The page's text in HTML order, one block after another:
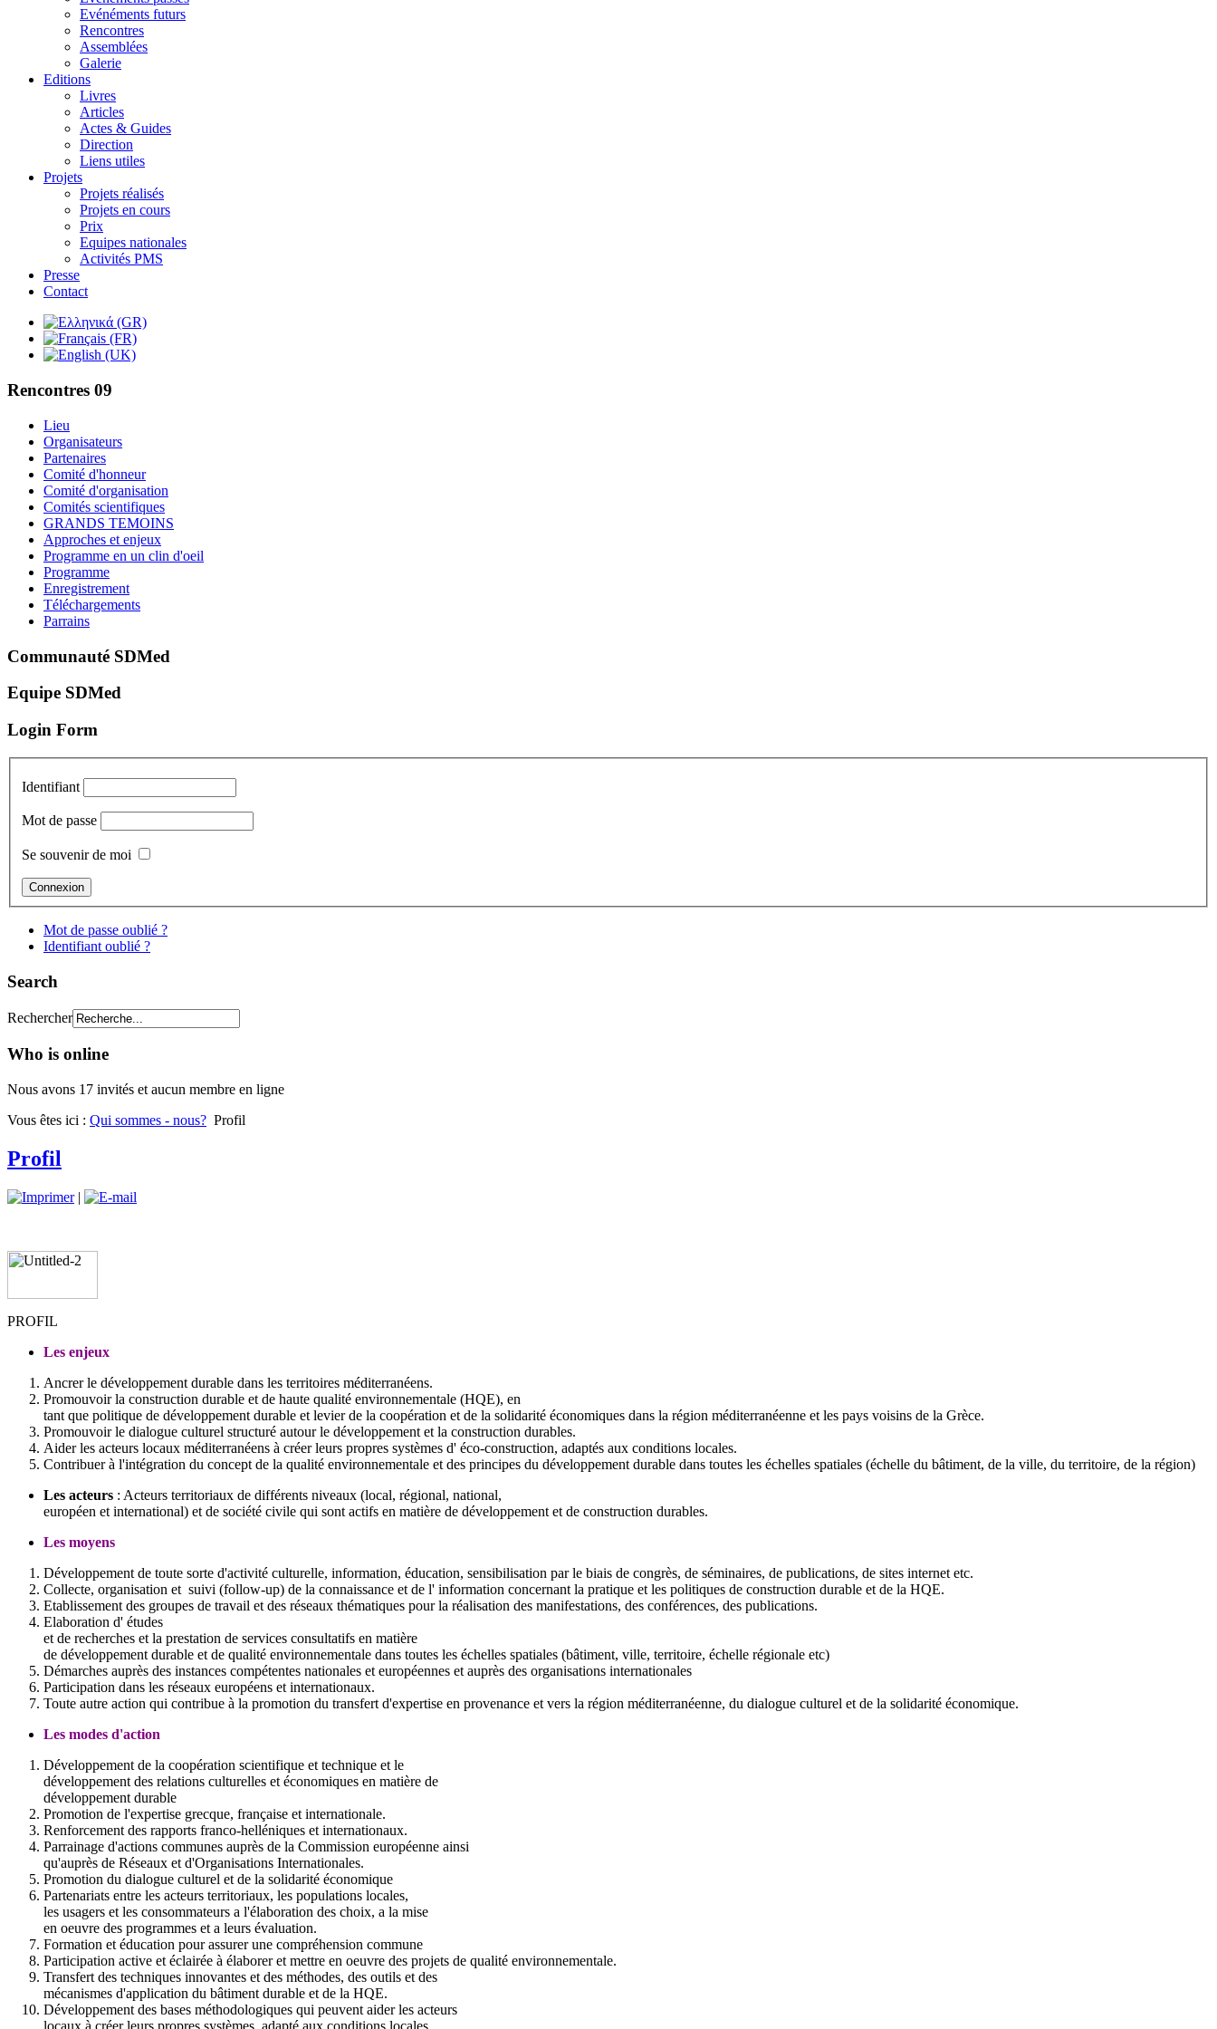
Evénéments futurs
Rencontres
Assemblées
Galerie
Editions
Livres
Articles
Actes & Guides
Direction
Liens utiles
Projets
Projets réalisés
Projets en cours
Prix
Equipes nationales
Activités PMS
Presse
Contact
Rencontres 09
Lieu
Organisateurs
Partenaires
Comité d'honneur
Comité d'organisation
Comités scientifiques
GRANDS TEMOINS
Approches et enjeux
Programme en un clin d'oeil
Programme
Enregistrement
Téléchargements
Parrains
Communauté SDMed
Equipe SDMed
Login Form
Identifiant
Mot de passe
Se souvenir de moi
Mot de passe oublié ?
Identifiant oublié ?
Search
Rechercher
Who is online
Nous avons 17 invités et aucun membre en ligne
Vous êtes ici : Qui sommes - nous? Profil
Profil
|
PROFIL
Les enjeux
Ancrer le développement durable dans les territoires méditerranéens.
Promouvoir la construction durable et de haute qualité environnementale (HQE), en
tant que politique de développement durable et levier de la coopération et de la solidarité économiques dans la région méditerranéenne et les pays voisins de la Grèce.
Promouvoir le dialogue culturel structuré autour le développement et la construction durables.
Aider les acteurs locaux méditerranéens à créer leurs propres systèmes d' éco-construction, adaptés aux conditions locales.
Contribuer à l'intégration du concept de la qualité environnementale et des principes du développement durable dans toutes les échelles spatiales (échelle du bâtiment, de la ville, du territoire, de la région)
Les acteurs : Acteurs territoriaux de différents niveaux (local, régional, national,
européen et international) et de société civile qui sont actifs en matière de développement et de construction durables.
Les moyens
Développement de toute sorte d'activité culturelle, information, éducation, sensibilisation par le biais de congrès, de séminaires, de publications, de sites internet etc.
Collecte, organisation et suivi (follow-up) de la connaissance et de l' information concernant la pratique et les politiques de construction durable et de la HQE.
Etablissement des groupes de travail et des réseaux thématiques pour la réalisation des manifestations, des conférences, des publications.
Elaboration d' études
et de recherches et la prestation de services consultatifs en matière
de développement durable et de qualité environnementale dans toutes les échelles spatiales (bâtiment, ville, territoire, échelle régionale etc)
Démarches auprès des instances compétentes nationales et européennes et auprès des organisations internationales
Participation dans les réseaux européens et internationaux.
Toute autre action qui contribue à la promotion du transfert d'expertise en provenance et vers la région méditerranéenne, du dialogue culturel et de la solidarité économique.
Les modes d'action
Développement de la coopération scientifique et technique et le
développement des relations culturelles et économiques en matière de
développement durable
Promotion de l'expertise grecque, française et internationale.
Renforcement des rapports franco-helléniques et internationaux.
Parrainage d'actions communes auprès de la Commission européenne ainsi
qu'auprès de Réseaux et d'Organisations Internationales.
Promotion du dialogue culturel et de la solidarité économique
Partenariats entre les acteurs territoriaux, les populations locales,
les usagers et les consommateurs a l'élaboration des choix, a la mise
en oeuvre des programmes et a leurs évaluation.
Formation et éducation pour assurer une compréhension commune
Participation active et éclairée à élaborer et mettre en oeuvre des projets de qualité environnementale.
Transfert des techniques innovantes et des méthodes, des outils et des
mécanismes d'application du bâtiment durable et de la HQE.
Développement des bases méthodologiques qui peuvent aider les acteurs
locaux à créer leurs propres systèmes, adapté aux conditions locales.